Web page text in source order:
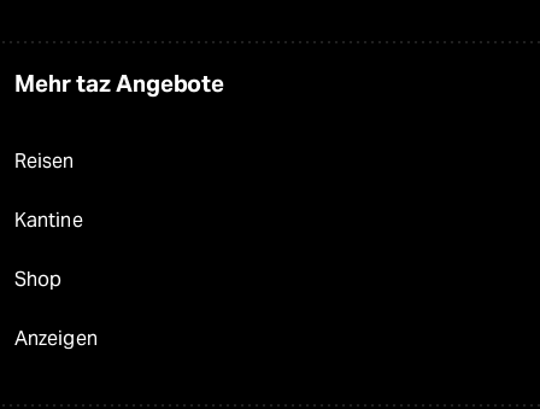
Mehr taz Angebote
Reisen
Kantine
Shop
Anzeigen